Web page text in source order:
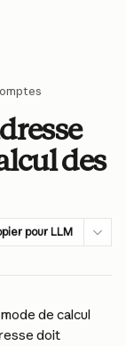
des
pour LLM
de calcul
doit